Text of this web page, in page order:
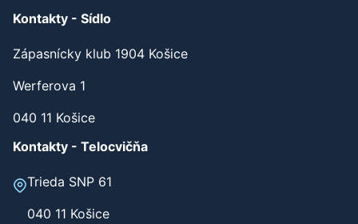
Kontakty - Sídlo
Zápasnícky klub 1904 Košice
Werferova 1
040 11 Košice
Kontakty - Telocvičňa
Trieda SNP 61
040 11 Košice